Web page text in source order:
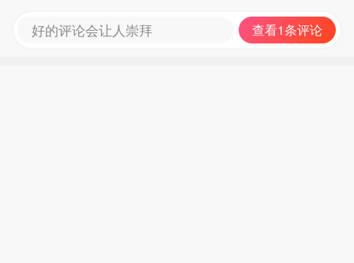
好的评论会让人崇拜 查看1条评论